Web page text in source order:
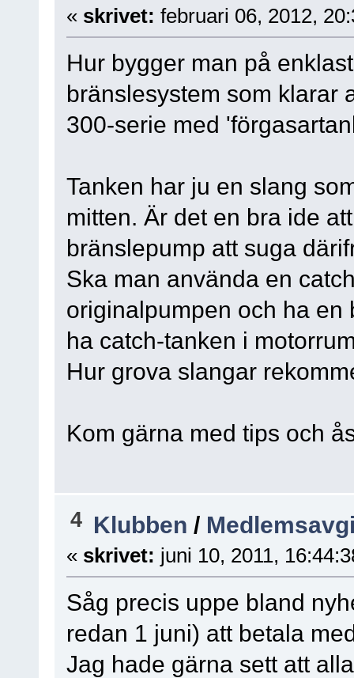
« skrivet: februari 06, 2012,
Hur bygger man på
bränslesystem som klarar
300-serie med
Tanken har ju en slang
mitten. Är det en bra ide
bränslepump att suga
Ska man använda en
originalpumpen och ha en
ha catch-tanken i
Hur grova slangar
Kom gärna med tips och
4 Klubben /
« skrivet: juni 10, 2011,
Såg precis uppe bland
redan 1 juni) att betala
Jag hade gärna sett att